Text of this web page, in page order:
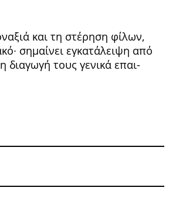
και τη στέρηση φίλων,
σημαίνει εγκατάλειψη από
διαγωγή τους γενικά επαι­